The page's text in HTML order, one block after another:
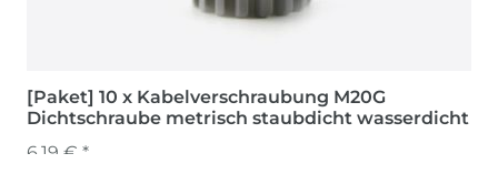
[Paket] 10 x Kabelverschraubung M20G
Dichtschraube metrisch staubdicht wasserdicht
6,19 € *